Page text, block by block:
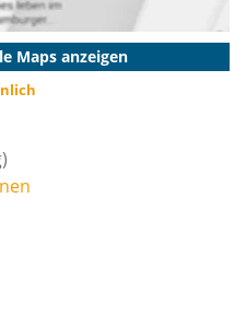
Maps anzeigen